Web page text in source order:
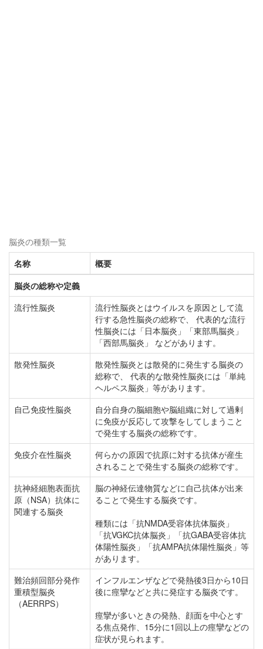
脳炎の種類一覧
名称
概要
脳炎の総称や定義
流行性脳炎
流行性脳炎とはウイルスを原因として流
行する急性脳炎の総称で、 代表的な流行
性脳炎には「日本脳炎」「東部馬脳炎」
「西部馬脳炎」 などがあります。
散発性脳炎
散発性脳炎とは散発的に発生する脳炎の
総称で、 代表的な散発性脳炎には「単純
ヘルペス脳炎」等があります。
自己免疫性脳炎
自分自身の脳細胞や脳組織に対して過剰
に免疫が反応して攻撃をしてしまうこと
で発生する脳炎の総称です。
免疫介在性脳炎
何らかの原因で抗原に対する抗体が産生
されることで発生する脳炎の総称です。
抗神経細胞表面抗
原（NSA）抗体に
関連する脳炎
脳の神経伝達物質などに自己抗体が出来
ることで発生する脳炎です。
種類には「抗NMDA受容体抗体脳炎」
「抗VGKC抗体脳炎」「抗GABA受容体抗
体陽性脳炎」「抗AMPA抗体陽性脳炎」等
があります。
難治頻回部分発作
重積型脳炎
（AERRPS）
インフルエンザなどで発熱後3日から10日
後に痙攣などと共に発症する脳炎です。
痙攣が多いときの発熱、顔面を中心とす
る焦点発作、15分に1回以上の痙攣などの
症状が見られます。